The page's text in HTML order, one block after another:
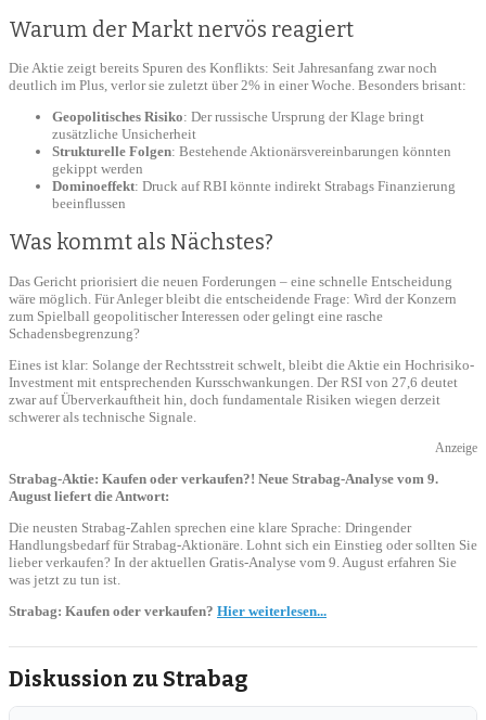
Warum der Markt nervös reagiert
Die Aktie zeigt bereits Spuren des Konflikts: Seit Jahresanfang zwar noch
deutlich im Plus, verlor sie zuletzt über 2% in einer Woche. Besonders brisant:
Geopolitisches Risiko: Der russische Ursprung der Klage bringt
zusätzliche Unsicherheit
Strukturelle Folgen: Bestehende Aktionärsvereinbarungen könnten
gekippt werden
Dominoeffekt: Druck auf RBI könnte indirekt Strabags Finanzierung
beeinflussen
Was kommt als Nächstes?
Das Gericht priorisiert die neuen Forderungen – eine schnelle Entscheidung
wäre möglich. Für Anleger bleibt die entscheidende Frage: Wird der Konzern
zum Spielball geopolitischer Interessen oder gelingt eine rasche
Schadensbegrenzung?
Eines ist klar: Solange der Rechtsstreit schwelt, bleibt die Aktie ein Hochrisiko-
Investment mit entsprechenden Kursschwankungen. Der RSI von 27,6 deutet
zwar auf Überverkauftheit hin, doch fundamentale Risiken wiegen derzeit
schwerer als technische Signale.
Anzeige
Strabag-Aktie: Kaufen oder verkaufen?! Neue Strabag-Analyse vom 9.
August liefert die Antwort:
Die neusten Strabag-Zahlen sprechen eine klare Sprache: Dringender
Handlungsbedarf für Strabag-Aktionäre. Lohnt sich ein Einstieg oder sollten Sie
lieber verkaufen? In der aktuellen Gratis-Analyse vom 9. August erfahren Sie
was jetzt zu tun ist.
Strabag: Kaufen oder verkaufen? Hier weiterlesen...
Diskussion zu Strabag